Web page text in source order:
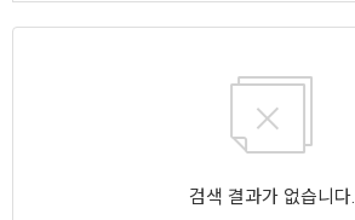
검색 결과가 없습니다.